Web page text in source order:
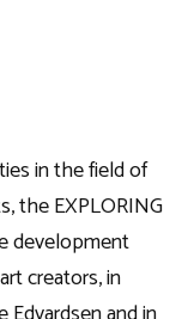
in the field of
the EXPLORING
development
creators, in